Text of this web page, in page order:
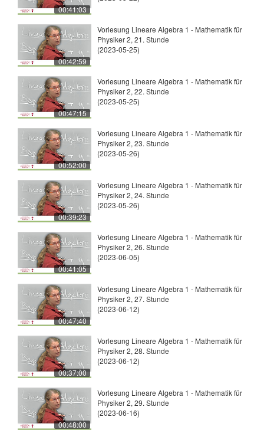
00:41:03
00:42:59
Vorlesung Lineare Algebra 1 - Mathematik für
Physiker 2, 21. Stunde
(2023-05-25)
00:47:15
Vorlesung Lineare Algebra 1 - Mathematik für
Physiker 2, 22. Stunde
(2023-05-25)
00:52:00
Vorlesung Lineare Algebra 1 - Mathematik für
Physiker 2, 23. Stunde
(2023-05-26)
00:39:23
Vorlesung Lineare Algebra 1 - Mathematik für
Physiker 2, 24. Stunde
(2023-05-26)
00:41:05
Vorlesung Lineare Algebra 1 - Mathematik für
Physiker 2, 26. Stunde
(2023-06-05)
00:47:40
Vorlesung Lineare Algebra 1 - Mathematik für
Physiker 2, 27. Stunde
(2023-06-12)
00:37:00
Vorlesung Lineare Algebra 1 - Mathematik für
Physiker 2, 28. Stunde
(2023-06-12)
00:48:00
Vorlesung Lineare Algebra 1 - Mathematik für
Physiker 2, 29. Stunde
(2023-06-16)